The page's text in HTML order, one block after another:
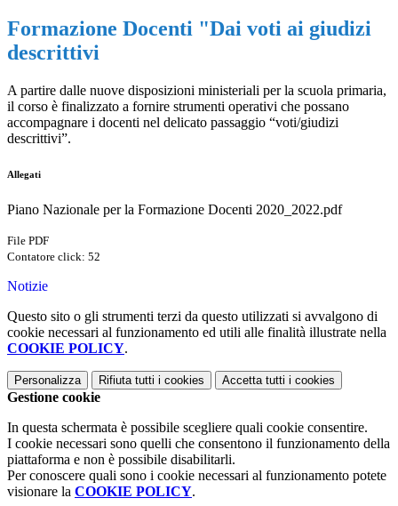
Formazione Docenti "Dai voti ai giudizi
descrittivi
A partire dalle nuove disposizioni ministeriali per la scuola primaria,
il corso è finalizzato a fornire strumenti operativi che possano
accompagnare i docenti nel delicato passaggio “voti/giudizi
descrittivi”.
Allegati
Piano Nazionale per la Formazione Docenti 2020_2022.pdf
File PDF
Contatore click: 52
Notizie
Questo sito o gli strumenti terzi da questo utilizzati si avvalgono di
cookie necessari al funzionamento ed utili alle finalità illustrate nella
COOKIE POLICY.
Personalizza Rifiuta tutti i cookies Accetta tutti i cookies
Gestione cookie
In questa schermata è possibile scegliere quali cookie consentire.
I cookie necessari sono quelli che consentono il funzionamento della
piattaforma e non è possibile disabilitarli.
Per conoscere quali sono i cookie necessari al funzionamento potete
visionare la COOKIE POLICY.